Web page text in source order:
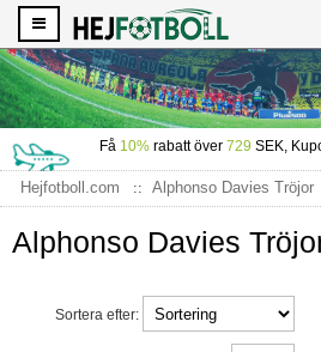
Få 10%rabatt över 729 SEK,
Hejfotboll.com Alphonso Davies Tröjor
Alphonso Davies
Sortera efter: